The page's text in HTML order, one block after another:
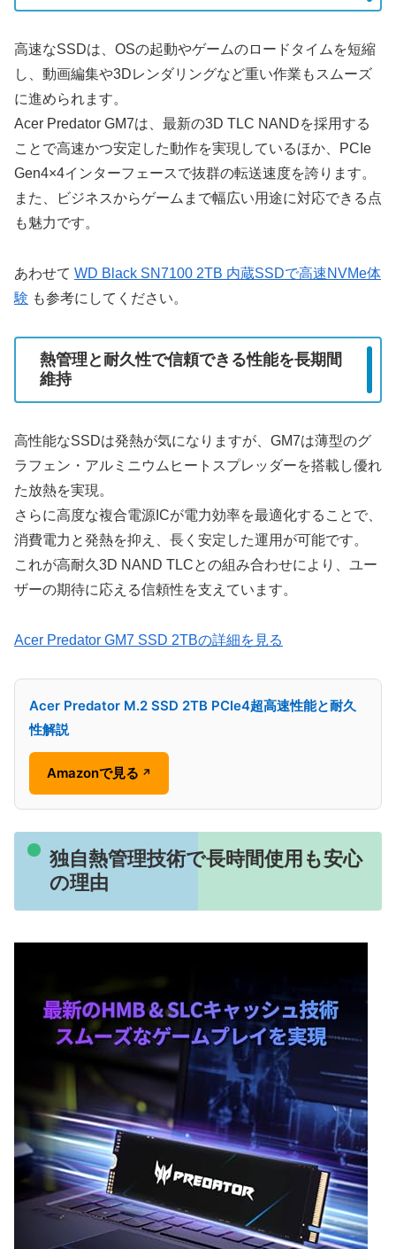
高速なSSDは、OSの起動やゲームのロードタイムを短縮
し、動画編集や3Dレンダリングなど重い作業もスムーズ
に進められます。
Acer Predator GM7は、最新の3D TLC NANDを採用する
ことで高速かつ安定した動作を実現しているほか、PCIe
Gen4×4インターフェースで抜群の転送速度を誇ります。
また、ビジネスからゲームまで幅広い用途に対応できる点
も魅力です。
あわせて WD Black SN7100 2TB 内蔵SSDで高速NVMe体
験 も参考にしてください。
熱管理と耐久性で信頼できる性能を長期間
維持
高性能なSSDは発熱が気になりますが、GM7は薄型のグ
ラフェン・アルミニウムヒートスプレッダーを搭載し優れ
た放熱を実現。
さらに高度な複合電源ICが電力効率を最適化することで、
消費電力と発熱を抑え、長く安定した運用が可能です。
これが高耐久3D NAND TLCとの組み合わせにより、ユー
ザーの期待に応える信頼性を支えています。
Acer Predator GM7 SSD 2TBの詳細を見る
Acer Predator M.2 SSD 2TB PCIe4超高速性能と耐久
性解説
Amazonで見る ↗
独自熱管理技術で長時間使用も安心
の理由